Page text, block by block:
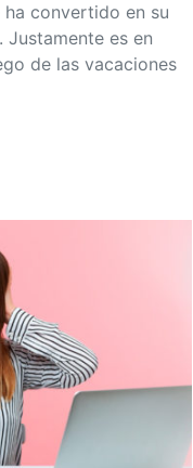
convertido en su
es en
de las vacaciones